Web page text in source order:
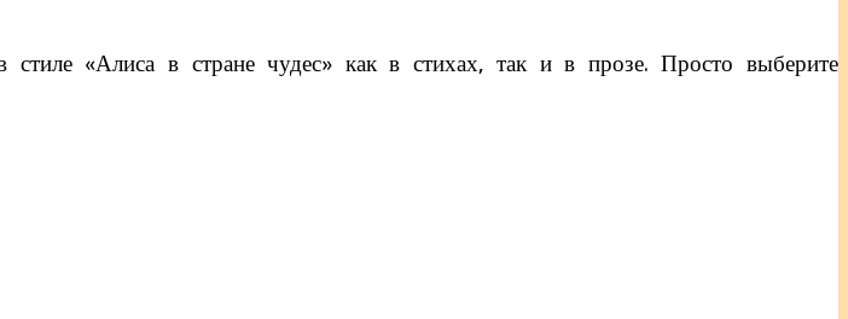
стиле «Алиса в стране чудес» как в стихах, так и в прозе. Просто выберите